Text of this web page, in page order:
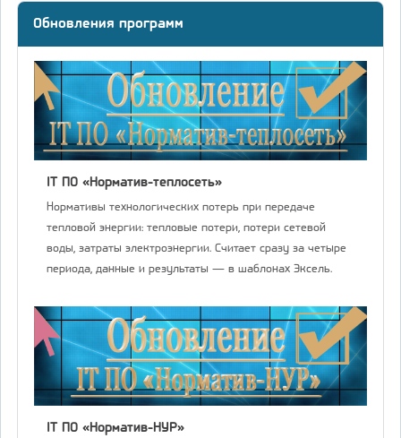
Обновления программ
IT ПО «Норматив-теплосеть»
Нормативы технологических потерь при передаче
тепловой энергии: тепловые потери, потери сетевой
воды, затраты электроэнергии. Считает сразу за четыре
периода, данные и результаты — в шаблонах Эксель.
IT ПО «Норматив-НУР»